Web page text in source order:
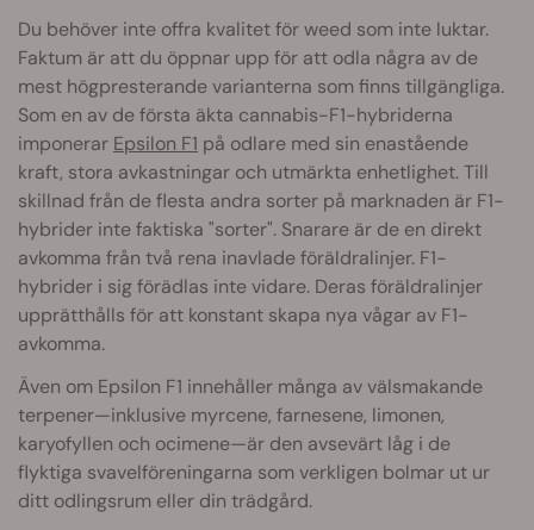
Du behöver inte offra kvalitet för weed som inte luktar.
Faktum är att du öppnar upp för att odla några av de
mest högpresterande varianterna som finns tillgängliga.
Som en av de första äkta cannabis-F1-hybriderna
imponerar Epsilon F1 på odlare med sin enastående
kraft, stora avkastningar och utmärkta enhetlighet. Till
skillnad från de flesta andra sorter på marknaden är F1-
hybrider inte faktiska "sorter". Snarare är de en direkt
avkomma från två rena inavlade föräldralinjer. F1-
hybrider i sig förädlas inte vidare. Deras föräldralinjer
upprätthålls för att konstant skapa nya vågar av F1-
avkomma.
Även om Epsilon F1 innehåller många av välsmakande
terpener—inklusive myrcene, farnesene, limonen,
karyofyllen och ocimene—är den avsevärt låg i de
flyktiga svavelföreningarna som verkligen bolmar ut ur
ditt odlingsrum eller din trädgård.